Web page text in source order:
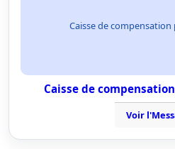
Caisse de
Caisse de
Voir